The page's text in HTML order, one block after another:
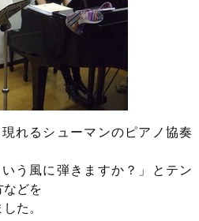
れるシューマンのピアノ協奏
う風に弾きますか？」とテン
などを
た。